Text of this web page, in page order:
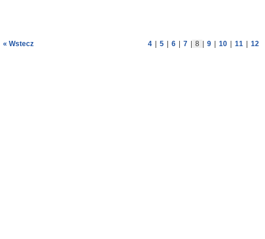
« Wstecz 4 5 6 7 8 9 10 11 12